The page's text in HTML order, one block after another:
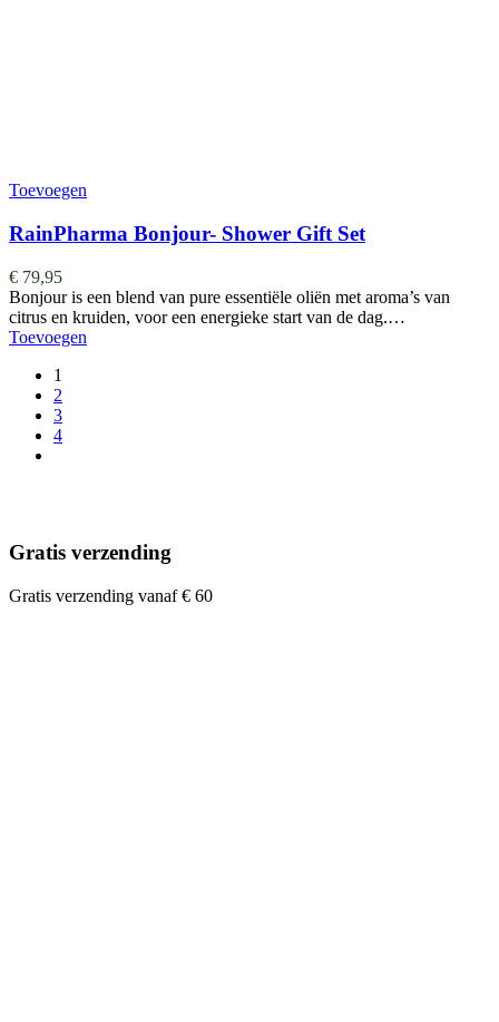
Toevoegen
RainPharma Bonjour- Shower Gift Set
€ 79,95
Bonjour is een blend van pure essentiële oliën met aroma’s van
citrus en kruiden, voor een energieke start van de dag.…
Toevoegen
1
2
3
4
Gratis verzending
Gratis verzending vanaf € 60